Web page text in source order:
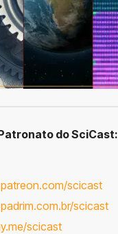
do SciCast:
scicast
scicast
scicast